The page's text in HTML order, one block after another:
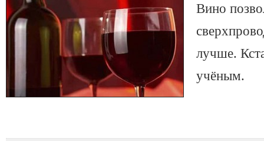
Вино
лучше.
учёным.